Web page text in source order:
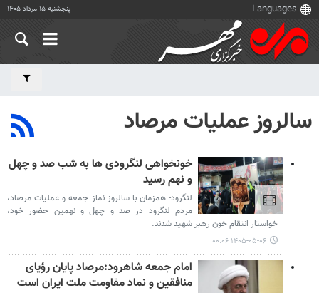
پنجشنبه ۱۵ مرداد ۱۴۰۵
سالروز عملیات مرصاد
خونخواهی لنگرودی ها به شب صد و چهل
و نهم رسید
لنگرود- همزمان با سالروز نماز جمعه و عملیات مرصاد،
مردم لنگرود در صد و چهل و نهمین حضور خود،
خواستار انتقام خون رهبر شهید شدند.
۱۴۰۵-۰۵-۰۶ ۰۰:۰۶
امام جمعه شاهرود:مرصاد پایان رؤیای
منافقین و نماد مقاومت ملت ایران است